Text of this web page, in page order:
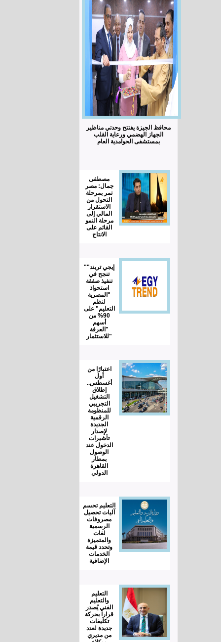
محافظ الجيزة يفتتح وحدتي مناظير
الجهاز الهضمي ورعاية القلب
بمستشفى الحوامدية العام
مصطفى
جمال: مصر
تمر بمرحلة
التحول من
الاستقرار
المالي إلى
مرحلة النمو
القائم على
الانتاج
"إيجي تريند"
تنجح في
تنفيذ صفقة
استحواذ
"المصرية
لنظم
التعليم" على
90% من
أسهم
"العرفة
للاستثمار"
اعتبارًا من
أول
أغسطس..
إطلاق
التشغيل
التجريبي
للمنظومة
الرقمية
الجديدة
لإصدار
تأشيرات
الدخول عند
الوصول
بمطار
القاهرة
الدولي
التعليم تحسم
آليات تحصيل
مصروفات
الرسمية
لغات
والمتميزة
وتحدد قيمة
الخدمات
الإضافية
التعليم
والتعليم
الفني يُصدر
قرارا بحركة
تكليفات
جديدة لعدد
من مديري